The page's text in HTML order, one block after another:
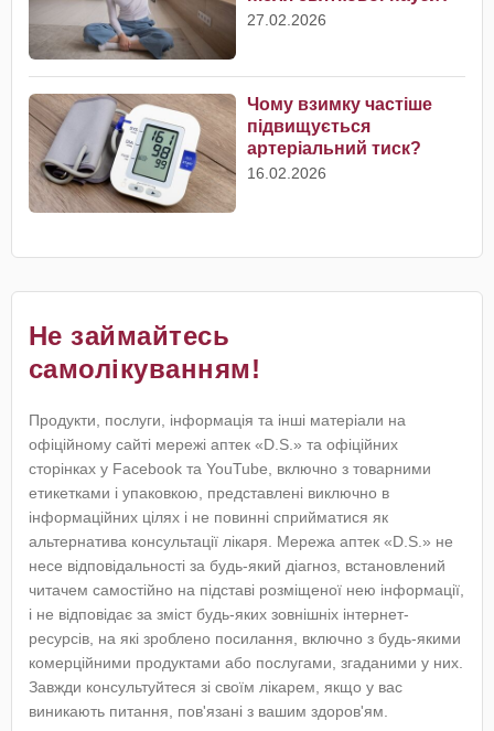
27.02.2026
Чому взимку частіше
підвищується
артеріальний тиск?
16.02.2026
Не займайтесь
самолікуванням!
Продукти, послуги, інформація та інші матеріали на
офіційному сайті мережі аптек «D.S.» та офіційних
сторінках у Facebook та YouTube, включно з товарними
етикетками і упаковкою, представлені виключно в
інформаційних цілях і не повинні сприйматися як
альтернатива консультації лікаря. Мережа аптек «D.S.» не
несе відповідальності за будь-який діагноз, встановлений
читачем самостійно на підставі розміщеної нею інформації,
і не відповідає за зміст будь-яких зовнішніх інтернет-
ресурсів, на які зроблено посилання, включно з будь-якими
комерційними продуктами або послугами, згаданими у них.
Завжди консультуйтеся зі своїм лікарем, якщо у вас
виникають питання, пов'язані з вашим здоров'ям.